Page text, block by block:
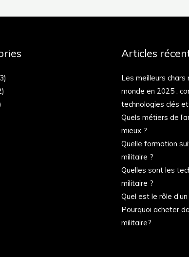
Articles
Les meilleurs chars
monde en 2025 :
technologies clés
Quels métiers de
mieux ?
Quelle formation
militaire ?
Quelles sont les
militaire ?
Quel est le rôle
Pourquoi acheter
militaire?